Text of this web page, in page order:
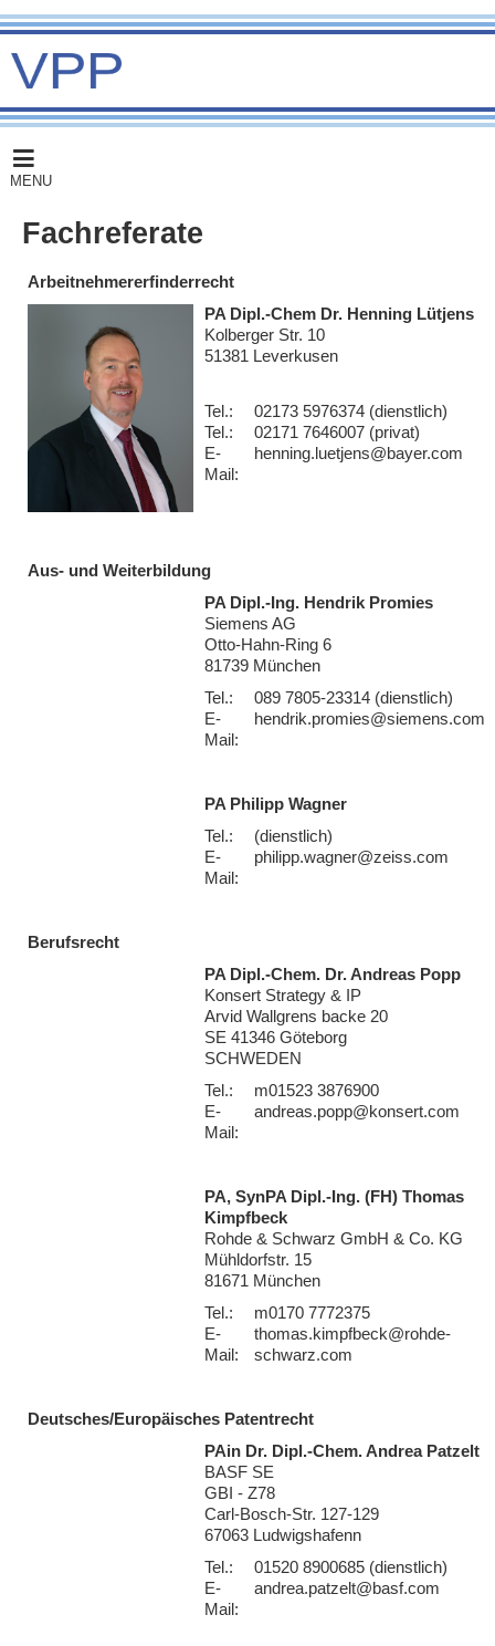
MENU
Fachreferate
Arbeitnehmererfinderrecht
PA Dipl.-Chem Dr. Henning Lütjens
Kolberger Str. 10
51381 Leverkusen
Tel.:
Tel.:
E-
Mail:
02173 5976374 (dienstlich)
02171 7646007 (privat)
henning.luetjens@bayer.com
Aus- und Weiterbildung
PA Dipl.-Ing. Hendrik Promies
Siemens AG
Otto-Hahn-Ring 6
81739 München
Tel.:
E-
Mail:
089 7805-23314 (dienstlich)
hendrik.promies@siemens.com
PA Philipp Wagner
Tel.:
E-
Mail:
(dienstlich)
philipp.wagner@zeiss.com
Berufsrecht
PA Dipl.-Chem. Dr. Andreas Popp
Konsert Strategy & IP
Arvid Wallgrens backe 20
SE 41346 Göteborg
SCHWEDEN
Tel.:
E-
Mail:
m01523 3876900
andreas.popp@konsert.com
PA, SynPA Dipl.-Ing. (FH) Thomas
Kimpfbeck
Rohde & Schwarz GmbH & Co. KG
Mühldorfstr. 15
81671 München
Tel.:
E-
Mail:
m0170 7772375
thomas.kimpfbeck@rohde-
schwarz.com
Deutsches/Europäisches Patentrecht
PAin Dr. Dipl.-Chem. Andrea Patzelt
BASF SE
GBI - Z78
Carl-Bosch-Str. 127-129
67063 Ludwigshafenn
Tel.:
E-
Mail:
01520 8900685 (dienstlich)
andrea.patzelt@basf.com